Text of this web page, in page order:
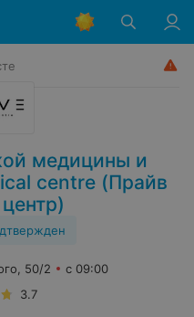
медицины и
centre (Прайв
50/2
с 09:00
3.7